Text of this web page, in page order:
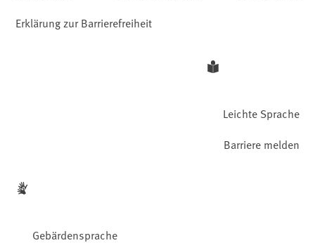
Erklärung zur Barrierefreiheit
Leichte Sprache
Gebärdensprache
Barriere melden